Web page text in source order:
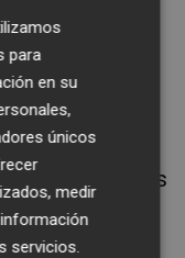
hay
en los
para
años", ha
en marcha ya
fuerza de los
sociedad civil
para
en su
únicos
medir
servicios.